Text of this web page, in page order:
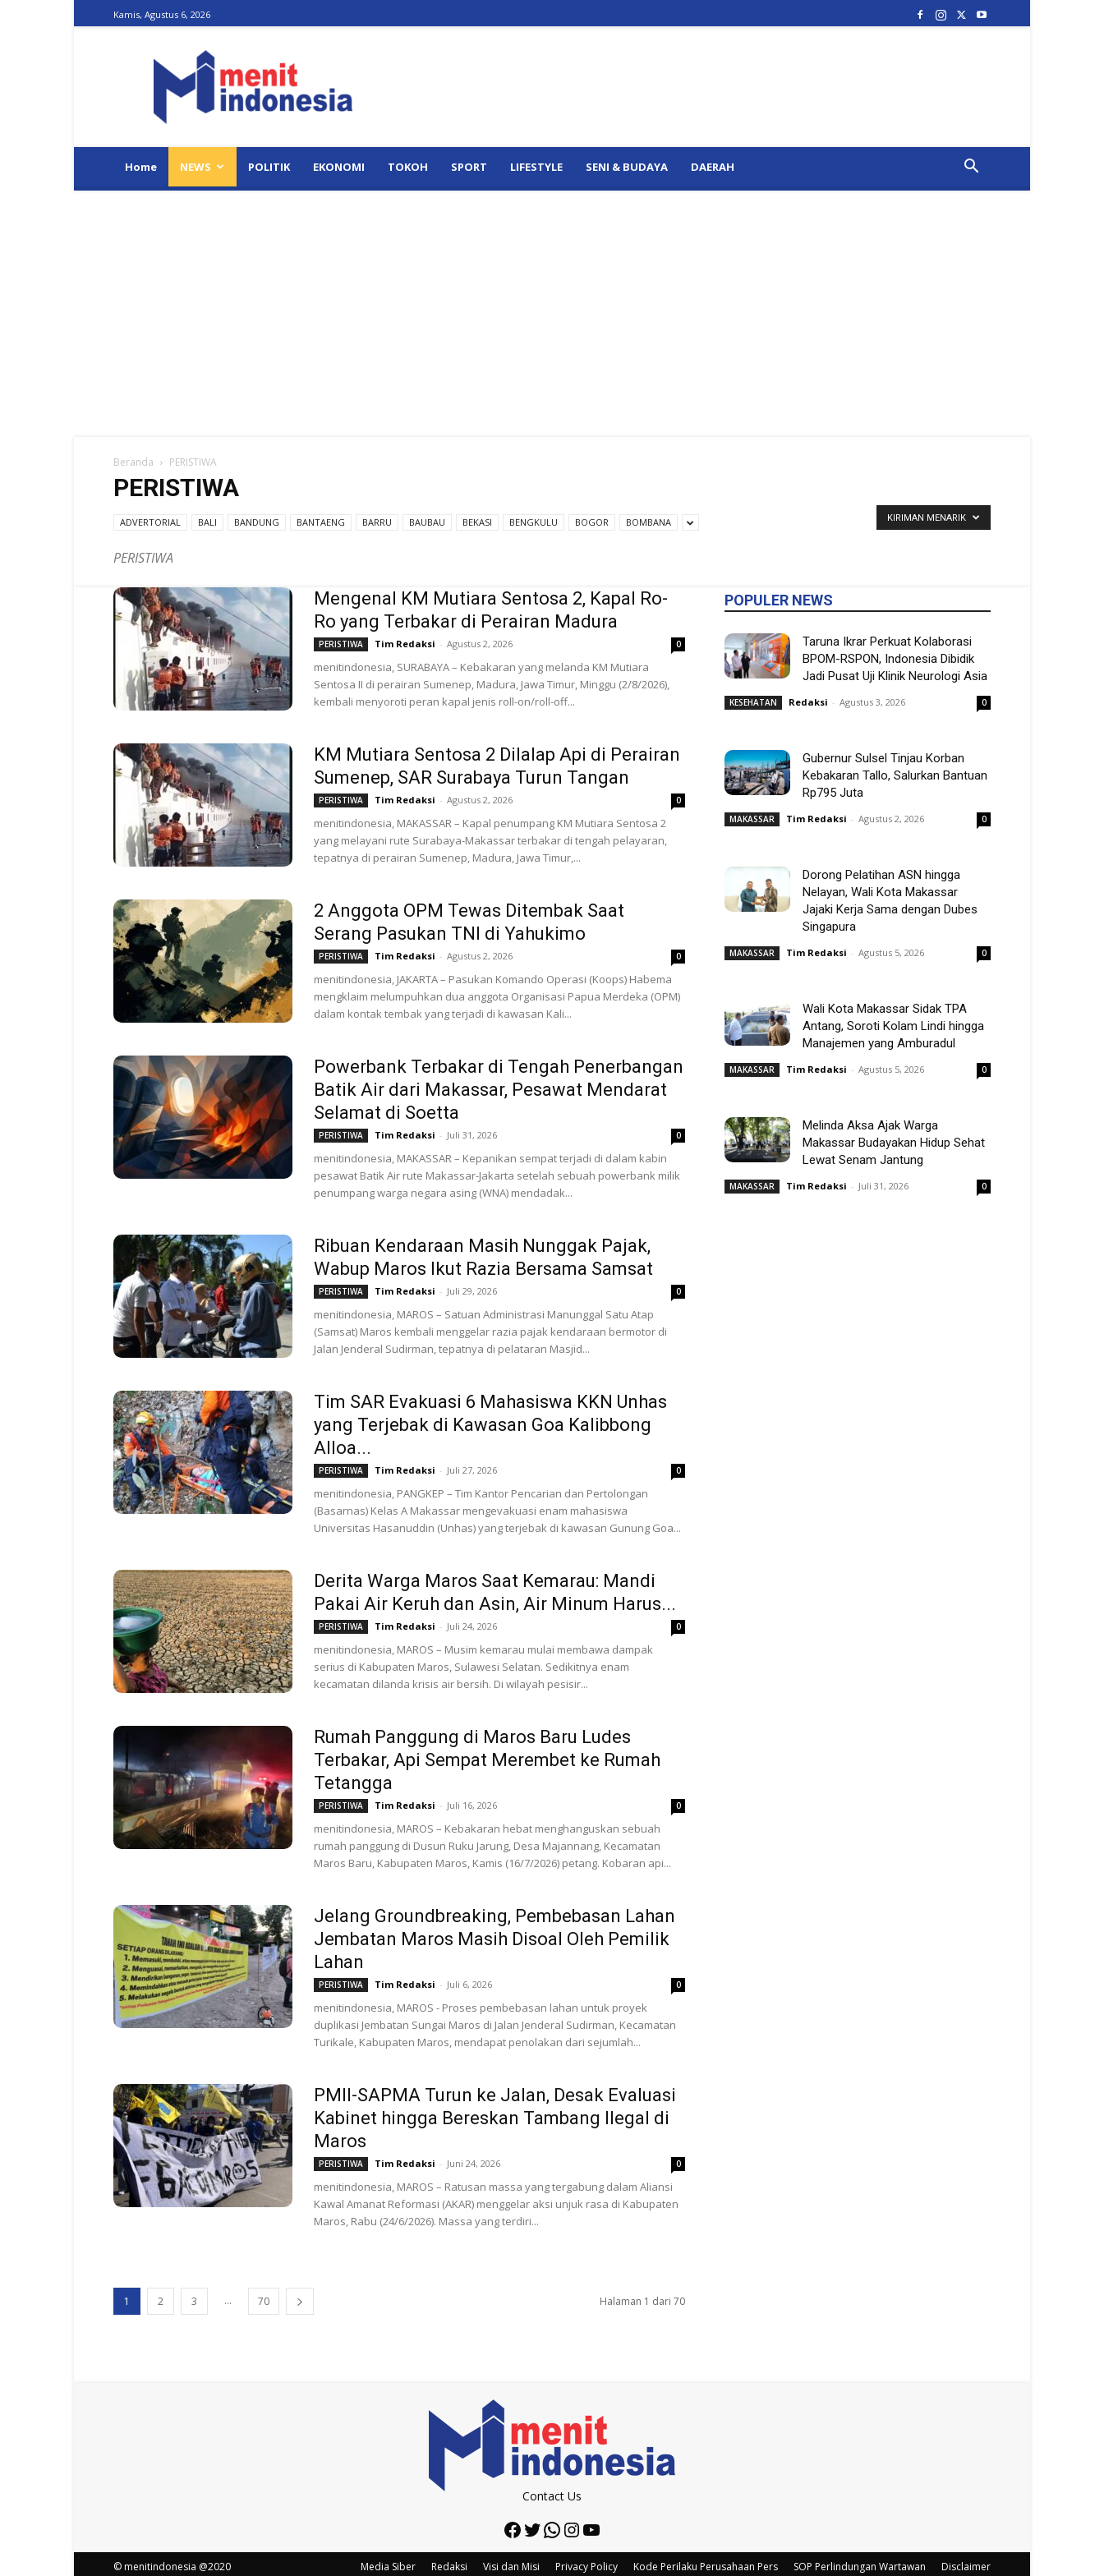
Kamis, Agustus 6, 2026
Indonesia
Home NEWS POLITIK EKONOMI TOKOH SPORT LIFESTYLE SENI & BUDAYA DAERAH
Beranda PERISTIWA
PERISTIWA
ADVERTORIAL BALI BANDUNG BANTAENG BARRU BAUBAU BEKASI BENGKULU BOGOR BOMBANA
PERISTIWA
KIRIMAN MENARIK
Mengenal KM Mutiara Sentosa 2, Kapal Ro-
Ro yang Terbakar di Perairan Madura
PERISTIWA Tim Redaksi - Agustus 2, 2026 0
menitindonesia, SURABAYA – Kebakaran yang melanda KM Mutiara
Sentosa II di perairan Sumenep, Madura, Jawa Timur, Minggu (2/8/2026),
kembali menyoroti peran kapal jenis roll-on/roll-off...
KM Mutiara Sentosa 2 Dilalap Api di Perairan
Sumenep, SAR Surabaya Turun Tangan
PERISTIWA Tim Redaksi - Agustus 2, 2026 0
menitindonesia, MAKASSAR – Kapal penumpang KM Mutiara Sentosa 2
yang melayani rute Surabaya-Makassar terbakar di tengah pelayaran,
tepatnya di perairan Sumenep, Madura, Jawa Timur,...
2 Anggota OPM Tewas Ditembak Saat
Serang Pasukan TNI di Yahukimo
PERISTIWA Tim Redaksi - Agustus 2, 2026 0
menitindonesia, JAKARTA – Pasukan Komando Operasi (Koops) Habema
mengklaim melumpuhkan dua anggota Organisasi Papua Merdeka (OPM)
dalam kontak tembak yang terjadi di kawasan Kali...
Powerbank Terbakar di Tengah Penerbangan
Batik Air dari Makassar, Pesawat Mendarat
Selamat di Soetta
PERISTIWA Tim Redaksi - Juli 31, 2026 0
menitindonesia, MAKASSAR – Kepanikan sempat terjadi di dalam kabin
pesawat Batik Air rute Makassar-Jakarta setelah sebuah powerbank milik
penumpang warga negara asing (WNA) mendadak...
Ribuan Kendaraan Masih Nunggak Pajak,
Wabup Maros Ikut Razia Bersama Samsat
PERISTIWA Tim Redaksi - Juli 29, 2026 0
menitindonesia, MAROS – Satuan Administrasi Manunggal Satu Atap
(Samsat) Maros kembali menggelar razia pajak kendaraan bermotor di
Jalan Jenderal Sudirman, tepatnya di pelataran Masjid...
Tim SAR Evakuasi 6 Mahasiswa KKN Unhas
yang Terjebak di Kawasan Goa Kalibbong
Alloa...
PERISTIWA Tim Redaksi - Juli 27, 2026 0
menitindonesia, PANGKEP – Tim Kantor Pencarian dan Pertolongan
(Basarnas) Kelas A Makassar mengevakuasi enam mahasiswa
Universitas Hasanuddin (Unhas) yang terjebak di kawasan Gunung Goa...
Derita Warga Maros Saat Kemarau: Mandi
Pakai Air Keruh dan Asin, Air Minum Harus...
PERISTIWA Tim Redaksi - Juli 24, 2026 0
menitindonesia, MAROS – Musim kemarau mulai membawa dampak
serius di Kabupaten Maros, Sulawesi Selatan. Sedikitnya enam
kecamatan dilanda krisis air bersih. Di wilayah pesisir...
Rumah Panggung di Maros Baru Ludes
Terbakar, Api Sempat Merembet ke Rumah
Tetangga
PERISTIWA Tim Redaksi - Juli 16, 2026 0
menitindonesia, MAROS – Kebakaran hebat menghanguskan sebuah
rumah panggung di Dusun Ruku Jarung, Desa Majannang, Kecamatan
Maros Baru, Kabupaten Maros, Kamis (16/7/2026) petang. Kobaran api...
Jelang Groundbreaking, Pembebasan Lahan
Jembatan Maros Masih Disoal Oleh Pemilik
Lahan
PERISTIWA Tim Redaksi - Juli 6, 2026 0
menitindonesia, MAROS - Proses pembebasan lahan untuk proyek
duplikasi Jembatan Sungai Maros di Jalan Jenderal Sudirman, Kecamatan
Turikale, Kabupaten Maros, mendapat penolakan dari sejumlah...
PMII-SAPMA Turun ke Jalan, Desak Evaluasi
Kabinet hingga Bereskan Tambang Ilegal di
Maros
PERISTIWA Tim Redaksi - Juni 24, 2026 0
menitindonesia, MAROS – Ratusan massa yang tergabung dalam Aliansi
Kawal Amanat Reformasi (AKAR) menggelar aksi unjuk rasa di Kabupaten
Maros, Rabu (24/6/2026). Massa yang terdiri...
1 2 3 ... 70 Halaman 1 dari 70
POPULER NEWS
Taruna Ikrar Perkuat Kolaborasi
BPOM-RSPON, Indonesia Dibidik
Jadi Pusat Uji Klinik Neurologi Asia
KESEHATAN Redaksi - Agustus 3, 2026 0
Gubernur Sulsel Tinjau Korban
Kebakaran Tallo, Salurkan Bantuan
Rp795 Juta
MAKASSAR Tim Redaksi - Agustus 2, 2026 0
Dorong Pelatihan ASN hingga
Nelayan, Wali Kota Makassar
Jajaki Kerja Sama dengan Dubes
Singapura
MAKASSAR Tim Redaksi - Agustus 5, 2026 0
Wali Kota Makassar Sidak TPA
Antang, Soroti Kolam Lindi hingga
Manajemen yang Amburadul
MAKASSAR Tim Redaksi - Agustus 5, 2026 0
Melinda Aksa Ajak Warga
Makassar Budayakan Hidup Sehat
Lewat Senam Jantung
MAKASSAR Tim Redaksi - Juli 31, 2026 0
Contact Us
Facebook
Twitter
WhatsApp
Instagram
YouTube
Media Siber Redaksi Visi dan Misi Privacy Policy Kode Perilaku Perusahaan Pers SOP Perlindungan Wartawan Disclaimer
© menitindonesia @2020